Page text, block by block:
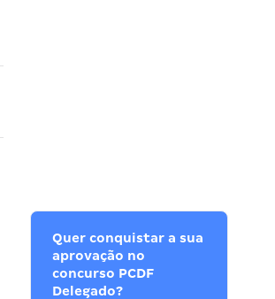
Quer conquistar a sua
aprovação no
concurso PCDF
Delegado?